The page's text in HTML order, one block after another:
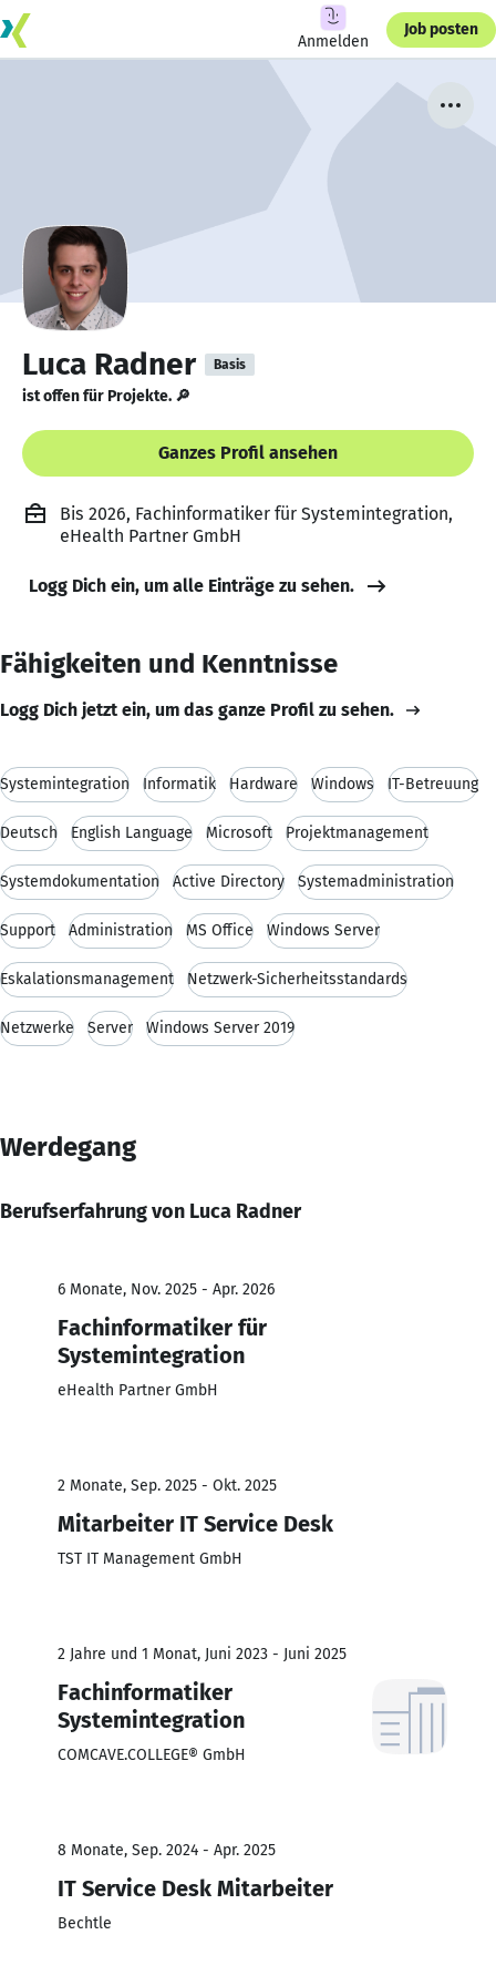
Anmelden
Job posten
Luca Radner Basis
ist offen für Projekte. 🔎
Ganzes Profil ansehen
Bis 2026, Fachinformatiker für Systemintegration,
eHealth Partner GmbH
Logg Dich ein, um alle Einträge zu sehen.
Fähigkeiten und Kenntnisse
Logg Dich jetzt ein, um das ganze Profil zu sehen.
Systemintegration Informatik Hardware Windows IT-Betreuung
Deutsch English Language Microsoft Projektmanagement
Systemdokumentation Active Directory Systemadministration
Support Administration MS Office Windows Server
Eskalationsmanagement Netzwerk-Sicherheitsstandards
Netzwerke Server Windows Server 2019
Werdegang
Berufserfahrung von Luca Radner
6 Monate, Nov. 2025 - Apr. 2026
Fachinformatiker für
Systemintegration
eHealth Partner GmbH
2 Monate, Sep. 2025 - Okt. 2025
Mitarbeiter IT Service Desk
TST IT Management GmbH
2 Jahre und 1 Monat, Juni 2023 - Juni 2025
Fachinformatiker
Systemintegration
COMCAVE.COLLEGE® GmbH
8 Monate, Sep. 2024 - Apr. 2025
IT Service Desk Mitarbeiter
Bechtle